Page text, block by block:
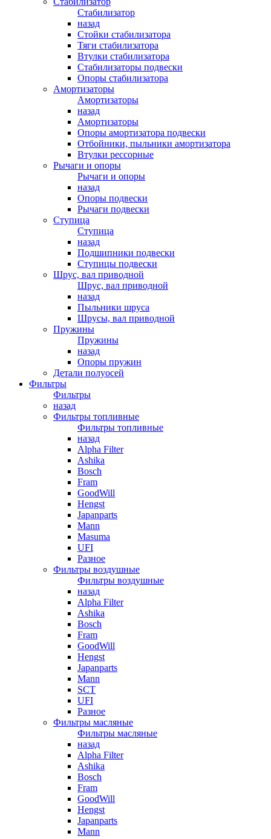
Стабилизатор
назад
Стойки стабилизатора
Тяги стабилизатора
Втулки стабилизатора
Стабилизаторы подвески
Опоры стабилизатора
Амортизаторы
Амортизаторы
назад
Амортизаторы
Опоры амортизатора подвески
Отбойники, пыльники амортизатора
Втулки рессорные
Рычаги и опоры
Рычаги и опоры
назад
Опоры подвески
Рычаги подвески
Ступица
Ступица
назад
Подшипники подвески
Ступицы подвески
Шрус, вал приводной
Шрус, вал приводной
назад
Пыльники шруса
Шрусы, вал приводной
Пружины
Пружины
назад
Опоры пружин
Детали полуосей
Фильтры
Фильтры
назад
Фильтры топливные
Фильтры топливные
назад
Alpha Filter
Ashika
Bosch
Fram
GoodWill
Hengst
Japanparts
Mann
Masuma
UFI
Разное
Фильтры воздушные
Фильтры воздушные
назад
Alpha Filter
Ashika
Bosch
Fram
GoodWill
Hengst
Japanparts
Mann
SCT
UFI
Разное
Фильтры масляные
Фильтры масляные
назад
Alpha Filter
Ashika
Bosch
Fram
GoodWill
Hengst
Japanparts
Mann